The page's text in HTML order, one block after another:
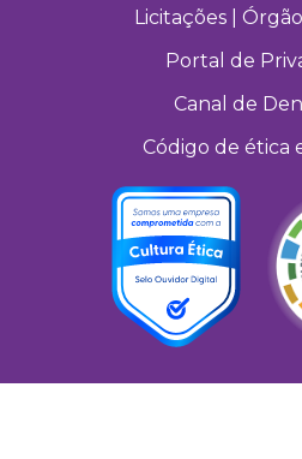
Licitações |
Portal de
Canal de
Código de ética